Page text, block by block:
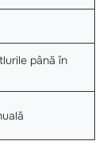
până în